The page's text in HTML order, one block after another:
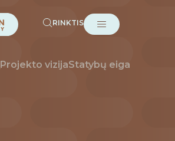
RINKTIS
Projekto vizijaStatybų eiga